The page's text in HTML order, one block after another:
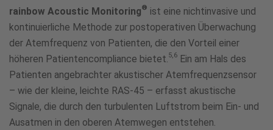
rainbow Acoustic Monitoring® ist eine nichtinvasive und
kontinuierliche Methode zur postoperativen Überwachung
der Atemfrequenz von Patienten, die den Vorteil einer
höheren Patientencompliance bietet. 5,6 Ein am Hals des
Patienten angebrachter akustischer Atemfrequenzsensor
– wie der kleine, leichte RAS-45 – erfasst akustische
Signale, die durch den turbulenten Luftstrom beim Ein- und
Ausatmen in den oberen Atemwegen entstehen.